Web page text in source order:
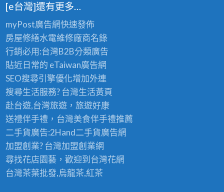
[e台灣]還有更多…
myPost廣告網快速發佈
房屋修繕水電維修廠商名錄
行銷必用:台灣B2B分類廣告
貼近日常的 eTaiwan廣告網
SEO搜尋引擎優化增加外連
搜尋生活服務? 台灣生活黃頁
赴台遊,台灣旅遊，旅遊好康
送禮伴手禮，台灣美食伴手禮推薦
二手貨廣告:2Hand二手貨廣告網
加盟創業? 台灣加盟創業網
尋找花店園藝，歡迎到台灣花網
台灣茶葉批發,烏龍茶,紅茶